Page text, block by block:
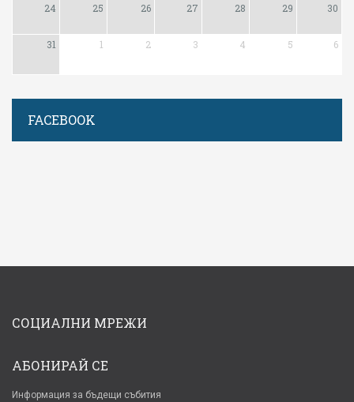
24 25 26 27 28 29 30
31 1 2 3 4 5 6
FACEBOOK
СОЦИАЛНИ МРЕЖИ
АБОНИРАЙ СЕ
Информация за бъдещи събития